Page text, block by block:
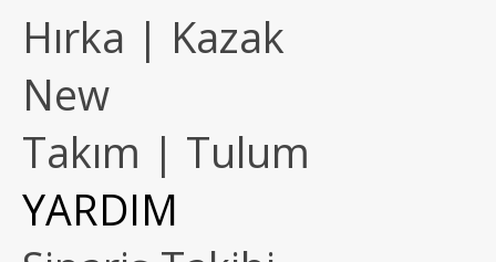
Hırka | Kazak
New
Takım | Tulum
YARDIM